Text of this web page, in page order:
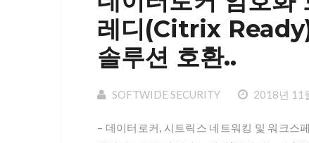
레디(Citrix
솔루션 호환..
SOFTWIDE SECURITY 2018년 11
– 데이터로커, 시트릭스 네트워킹 및 워크스